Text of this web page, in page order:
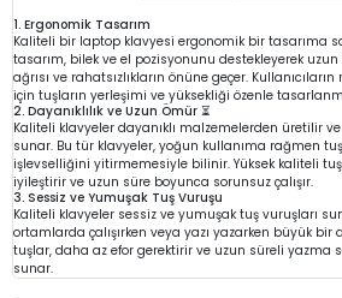
1. Ergonomik Tasarım
Kaliteli bir laptop klavyesi ergonomik bir tasarıma
tasarım, bilek ve el pozisyonunu destekleyerek
ağrısı ve rahatsızlıkların önüne geçer.
için tuşların yerleşimi ve yüksekliği özenle
2. Dayanıklılık ve Uzun Ömür ⏳
Kaliteli klavyeler dayanıklı malzemelerden üretilir
sunar. Bu tür klavyeler, yoğun kullanıma rağmen
işlevselliğini yitirmemesiyle bilinir. Yüksek kaliteli
iyileştirir ve uzun süre boyunca sorunsuz çalışır.
3. Sessiz ve Yumuşak Tuş Vuruşu
Kaliteli klavyeler sessiz ve yumuşak tuş vuruşları
ortamlarda çalışırken veya yazı yazarken büyük
tuşlar, daha az efor gerektirir ve uzun süreli yazma
sunar.